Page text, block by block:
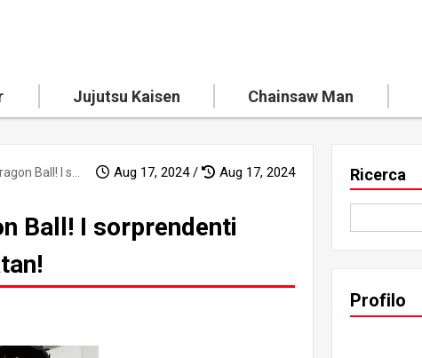
Jujutsu Kaisen Chainsaw Man
Aug 17, 2024 / Aug 17, 2024
Ball! I sorprendenti
Ricerca
Profilo